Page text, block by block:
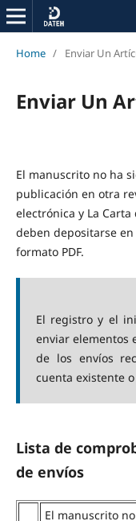
Home / Enviar Un
Enviar Un
El manuscrito no ha
publicación en otra
electrónica y La
deben depositarse
formato PDF.
El registro y el
enviar elementos
de los envíos
cuenta existente o
Lista de
de envíos
El manuscrito